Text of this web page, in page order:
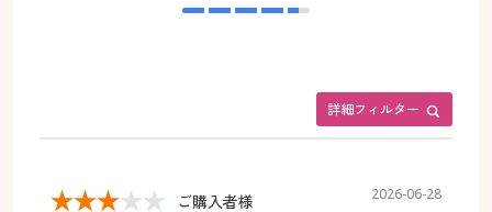
詳細フィルター
ご購入者様 2026-06-28